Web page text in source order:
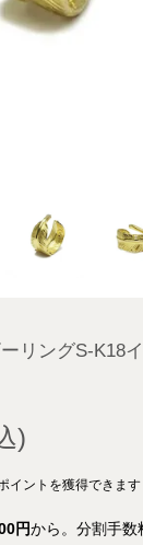
リングS-K18
イントを獲得できます
円から。分割手数